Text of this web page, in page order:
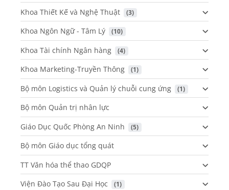
Khoa Thiết Kế và Nghệ Thuật (3)
Khoa Ngôn Ngữ - Tâm Lý (10)
Khoa Tài chính Ngân hàng (4)
Khoa Marketing-Truyền Thông (1)
Bộ môn Logistics và Quản lý chuỗi cung ứng (1)
Bộ môn Quản trị nhân lực
Giáo Dục Quốc Phòng An Ninh
(5)
Bộ môn Giáo dục tổng quát
TT Văn hóa thể thao GDQP
Viện Đào Tạo Sau Đại Học
(1)